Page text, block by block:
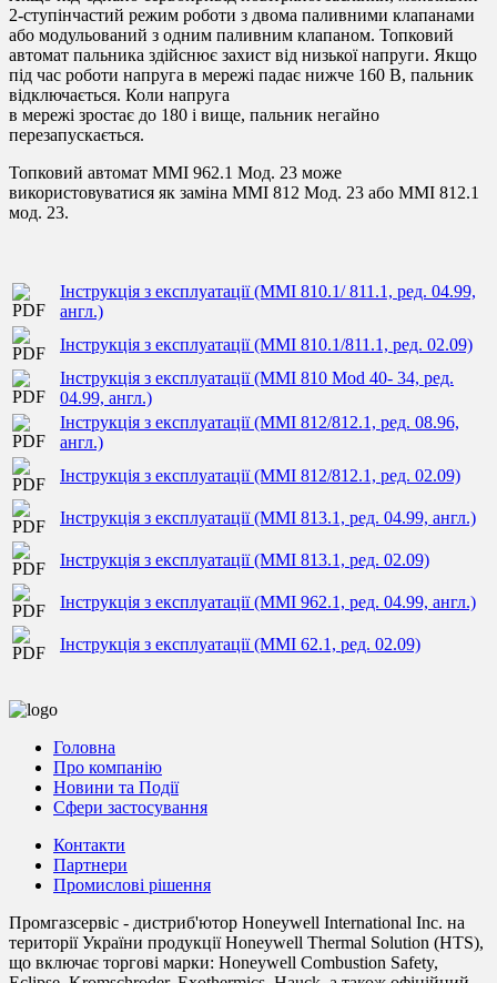
2-ступінчастий режим роботи з двома паливними клапанами
або модульований з одним паливним клапаном. Топковий
автомат пальника здійснює захист від низької напруги. Якщо
під час роботи напруга в мережі падає нижче 160 В, пальник
відключається. Коли напруга
в мережі зростає до 180 і вище, пальник негайно
перезапускається.
Топковий автомат MMI 962.1 Мод. 23 може
використовуватися як заміна MMI 812 Мод. 23 або MMI 812.1
мод. 23.
Інструкція з експлуатації (MMI 810.1/ 811.1, ред. 04.99,
англ.)
Інструкція з експлуатації (MMI 810.1/811.1, ред. 02.09)
Інструкція з експлуатації (MMI 810 Mod 40- 34, ред.
04.99, англ.)
Інструкція з експлуатації (MMI 812/812.1, ред. 08.96,
англ.)
Інструкція з експлуатації (MMI 812/812.1, ред. 02.09)
Інструкція з експлуатації (MMI 813.1, ред. 04.99, англ.)
Інструкція з експлуатації (MMI 813.1, ред. 02.09)
Інструкція з експлуатації (MMI 962.1, ред. 04.99, англ.)
Інструкція з експлуатації (MMI 62.1, ред. 02.09)
Головна
Про компанію
Новини та Події
Сфери застосування
Контакти
Партнери
Промислові рішення
Промгазсервіс - дистриб'ютор Honeywell International Inc. на
території України продукції Honeywell Thermal Solution (HTS),
що включає торгові марки: Honeywell Combustion Safety,